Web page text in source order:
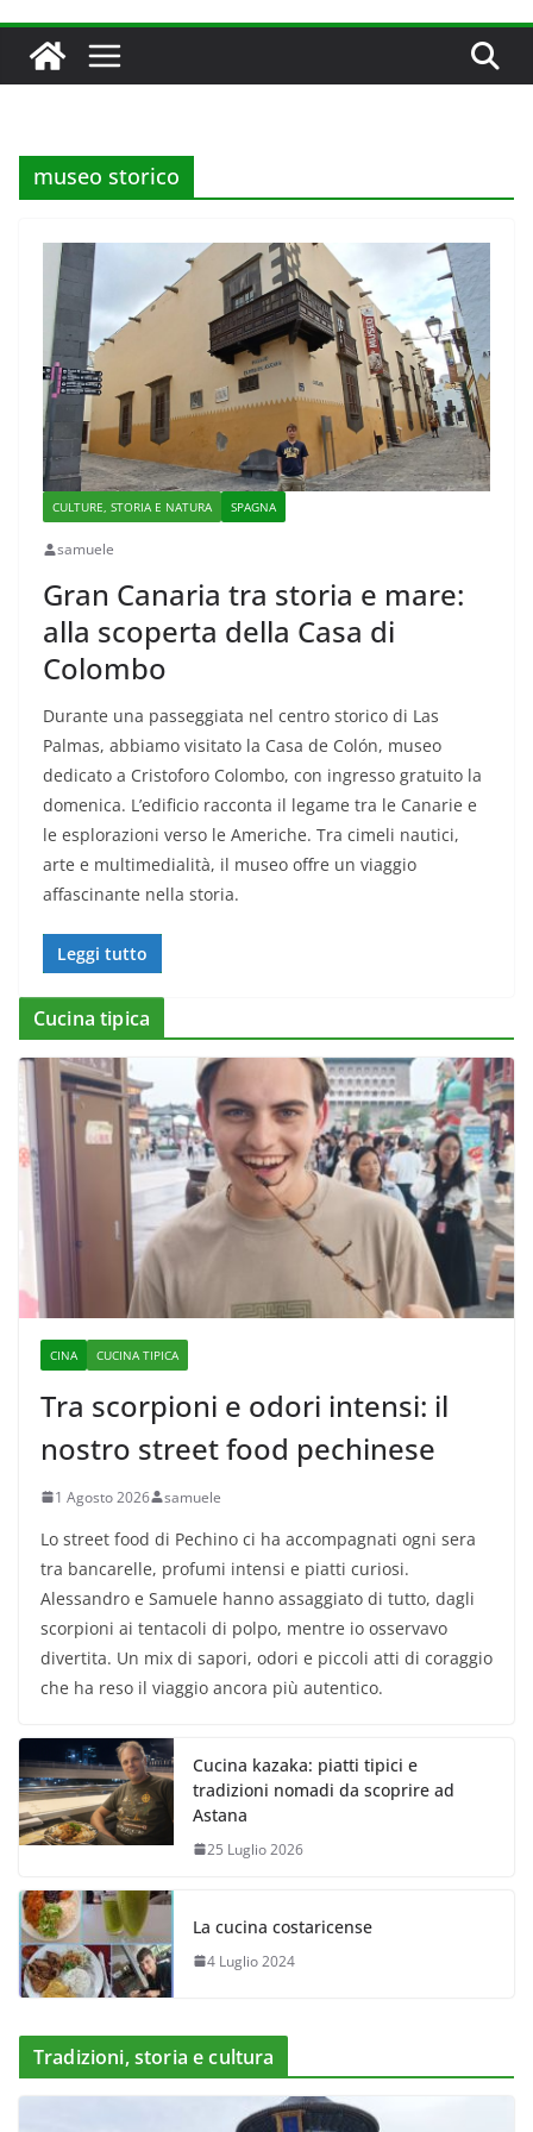
museo storico
CULTURE, STORIA E NATURA SPAGNA
samuele
Gran Canaria tra storia e mare:
alla scoperta della Casa di
Colombo
Durante una passeggiata nel centro storico di Las
Palmas, abbiamo visitato la Casa de Colón, museo
dedicato a Cristoforo Colombo, con ingresso gratuito la
domenica. L’edificio racconta il legame tra le Canarie e
le esplorazioni verso le Americhe. Tra cimeli nautici,
arte e multimedialità, il museo offre un viaggio
affascinante nella storia.
Leggi tutto
Cucina tipica
CINA CUCINA TIPICA
Tra scorpioni e odori intensi: il
nostro street food pechinese
1 Agosto 2026 samuele
Lo street food di Pechino ci ha accompagnati ogni sera
tra bancarelle, profumi intensi e piatti curiosi.
Alessandro e Samuele hanno assaggiato di tutto, dagli
scorpioni ai tentacoli di polpo, mentre io osservavo
divertita. Un mix di sapori, odori e piccoli atti di coraggio
che ha reso il viaggio ancora più autentico.
Cucina kazaka: piatti tipici e
tradizioni nomadi da scoprire ad
Astana
25 Luglio 2026
La cucina costaricense
4 Luglio 2024
Tradizioni, storia e cultura